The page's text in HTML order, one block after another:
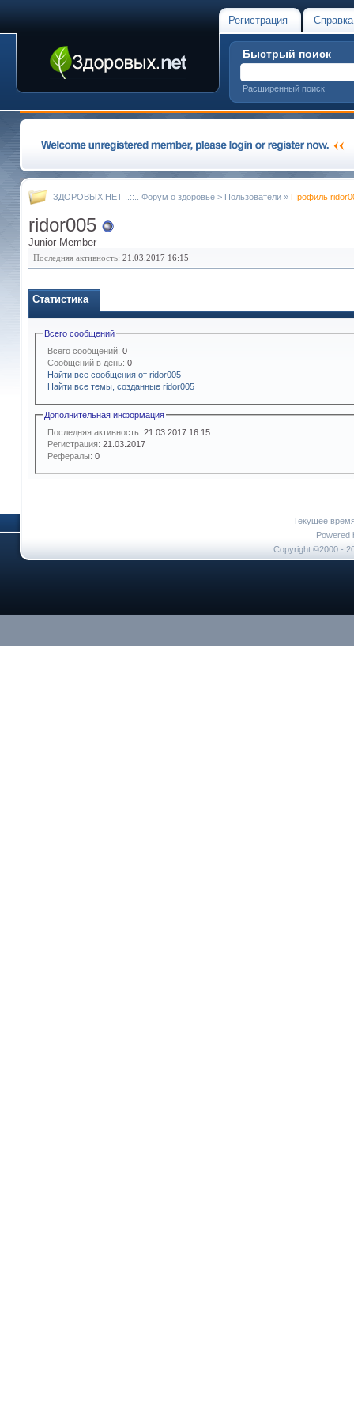
Регистрация Справка
Быстрый поиск
Расширенный поиск
ЗДОРОВЫХ.НЕТ ..::.. Форум о здоровье > Пользователи » Профиль
ridor005
Junior Member
Последняя активность: 21.03.2017 16:15
Статистика
Всего сообщений
Всего сообщений: 0
Сообщений в день: 0
Найти все сообщения от ridor005
Найти все темы, созданные ridor005
Дополнительная информация
Последняя активность: 21.03.2017 16:15
Регистрация: 21.03.2017
Рефералы: 0
Текущее
Powered
Copyright ©2000 -